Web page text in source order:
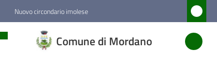
Vai al contenuto
Vai alla navigazione
Vai al footer
Nuovo circondario imolese
Comune di Mordano
di